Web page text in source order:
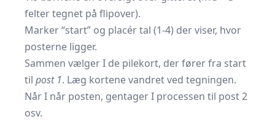
felter tegnet på flipover).
Marker “start” og placér tal (1-4) der viser, hvor
posterne ligger.
Sammen vælger I de pilekort, der fører fra start
til post 1. Læg kortene vandret ved tegningen.
Når I når posten, gentager I processen til post 2
osv.